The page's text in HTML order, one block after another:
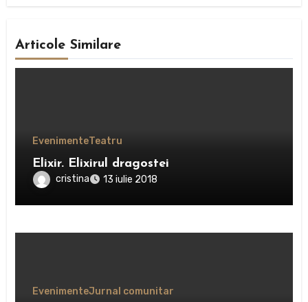
Articole Similare
EvenimenteTeatru
Elixir. Elixirul dragostei
cristina 13 iulie 2018
EvenimenteJurnal comunitar